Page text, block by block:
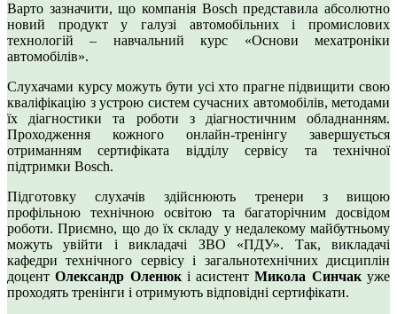
Варто зазначити, що компанія Bosch представила абсолютно
новий продукт у галузі автомобільних і промислових
технологій – навчальний курс «Основи мехатроніки
автомобілів».
Слухачами курсу можуть бути усі хто прагне підвищити свою
кваліфікацію з устрою систем сучасних автомобілів, методами
їх діагностики та роботи з діагностичним обладнанням.
Проходження кожного онлайн-тренінгу завершується
отриманням сертифіката відділу сервісу та технічної
підтримки Bosch.
Підготовку слухачів здійснюють тренери з вищою
профільною технічною освітою та багаторічним досвідом
роботи. Приємно, що до їх складу у недалекому майбутньому
можуть увійти і викладачі ЗВО «ПДУ». Так, викладачі
кафедри технічного сервісу і загальнотехнічних дисциплін
доцентОлександр Оленюкі асистентМикола Синчакуже
проходять тренінги і отримують відповідні сертифікати.